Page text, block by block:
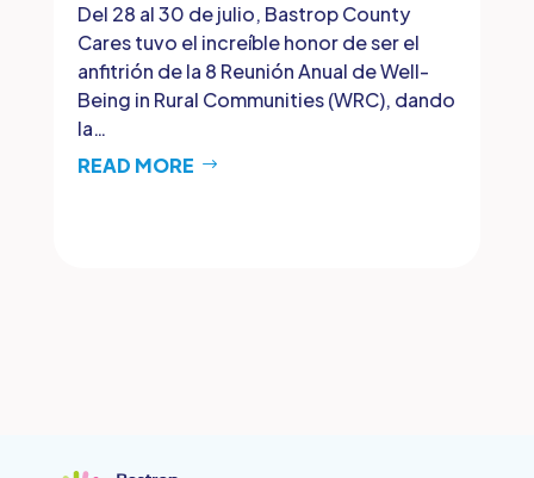
Del 28 al 30 de julio, Bastrop County
Cares tuvo el increíble honor de ser el
anfitrión de la 8 Reunión Anual de Well-
Being in Rural Communities (WRC), dando
la…
READ MORE